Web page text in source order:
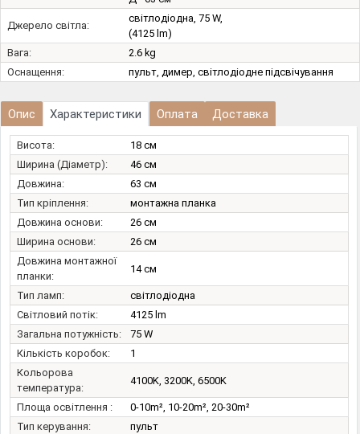
Джерело світла:
світлодіодна, 75 W,
(4125 lm)
Вага:
2.6 kg
Оснащення:
пульт, димер, світлодіодне підсвічування
Опис Характеристики Оплата Доставка
Висота:
18 см
Ширина (Діаметр):
46 см
Довжина:
63 см
Тип кріплення:
монтажна планка
Довжина основи:
26 см
Ширина основи:
26 см
Довжина монтажної
планки:
14 см
Тип ламп:
світлодіодна
Світловий потік:
4125 lm
Загальна потужність:
75 W
Кількість коробок:
1
Кольорова
температура:
4100K, 3200K, 6500K
Площа освітлення :
0-10m², 10-20m², 20-30m²
Тип керування:
пульт